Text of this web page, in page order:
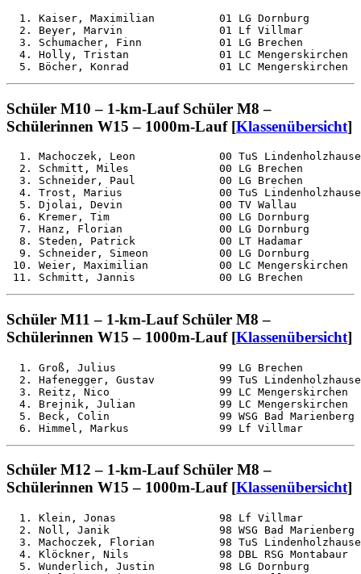
1. Kaiser, Maximilian          01 LG Dornburg
2. Beyer, Marvin               01 Lf Villmar
3. Schumacher, Finn            01 LG Brechen
4. Holly, Tristan              01 LC Mengerskirchen
Schüler M10 – 1-km-Lauf Schüler M8 –
Schülerinnen W15 – 1000m-Lauf [Klassenübersicht]
1. Machoczek, Leon             00 TuS
2. Schmitt, Miles              00 LG Brechen
3. Schneider, Paul             00 LG Brechen
4. Trost, Marius               00 TuS
5. Djolai, Devin               00 TV Wallau
6. Kremer, Tim                 00 LG Dornburg
7. Hanz, Florian               00 LG Dornburg
8. Steden, Patrick             00 LT Hadamar
9. Schneider, Simeon           00 LG Dornburg
10. Weier, Maximilian           00 LC
Schüler M11 – 1-km-Lauf Schüler M8 –
Schülerinnen W15 – 1000m-Lauf [Klassenübersicht]
1. Groß, Julius                99 LG Brechen
2. Hafenegger, Gustav          99 TuS
3. Reitz, Nico                 99 LC Mengerskirchen
4. Brejnik, Julian             99 LC Mengerskirchen
5. Beck, Colin                 99 WSG Bad Marienberg
Schüler M12 – 1-km-Lauf Schüler M8 –
Schülerinnen W15 – 1000m-Lauf [Klassenübersicht]
1. Klein, Jonas                98 Lf Villmar
2. Noll, Janik                 98 WSG Bad Marienberg
3. Machoczek, Florian          98 TuS
4. Klöckner, Nils              98 DBL RSG Montabaur
5. Wunderlich, Justin          98 LG Dornburg